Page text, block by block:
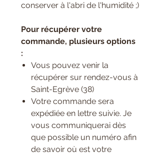
conserver à l'abri de l'humidité ;)
Pour récupérer votre
commande, plusieurs options
:
Vous pouvez venir la
récupérer sur rendez-vous à
Saint-Egrève (38)
Votre commande sera
expédiée en lettre suivie. Je
vous communiquerai dès
que possible un numéro afin
de savoir où est votre